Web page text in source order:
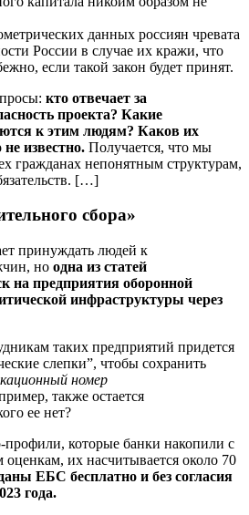
данных россиян чревата
России в случае их кражи, что
если такой закон будет принят.
кто отвечает за
проекта? Какие
к этим людям? Каков их
известно. Получается, что мы
гражданах непонятным структурам,
[…]
сбора»
принуждать людей к
но одна из статей
на предприятия оборонной
инфраструктуры через
таких предприятий придется
слепки”, чтобы сохранить
номер
также остается
ее нет?
профили, которые банки накопили с
оценкам, их насчитывается около 70
ЕБС бесплатно и без согласия
года.